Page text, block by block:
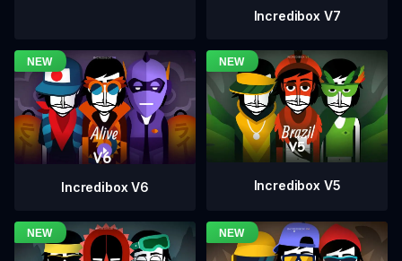
Incredibox V7
Incredibox V6 Incredibox V5